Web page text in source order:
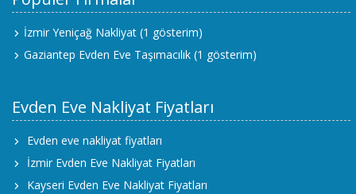
İzmir Yeniçağ Nakliyat (1 gösterim)
Gaziantep Evden Eve Taşımacılık (1 gösterim)
Evden Eve Nakliyat Fiyatları
Evden eve nakliyat fiyatları
İzmir Evden Eve Nakliyat Fiyatları
Kayseri Evden Eve Nakliyat Fiyatları